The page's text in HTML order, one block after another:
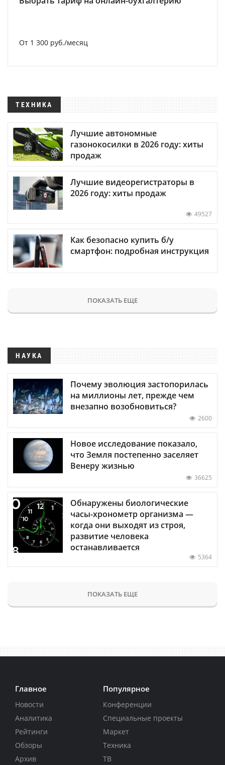
От 1 300 руб./месяц
ТЕХНИКА
Лучшие автономные
газонокосилки в 2026 году: хиты
продаж
Лучшие видеорегистраторы в
2026 году: хиты продаж
49527
Как безопасно купить б/у
смартфон: подробная инструкция
ПОКАЗАТЬ ЕЩЕ
НАУКА
Почему эволюция застопорилась
на миллионы лет, прежде чем
внезапно возобновиться?
2600
Новое исследование показало,
что Земля постепенно заселяет
Венеру жизнью
36625
Обнаружены биологические
часы-хронометр организма —
когда они выходят из строя,
развитие человека
останавливается
5364
ПОКАЗАТЬ ЕЩЕ
Главное
Новости
Аналитика
Рейтинги
Обзоры
Архив
Популярное
Конференции
Специальные проекты
Маркет
Техника
ТВ